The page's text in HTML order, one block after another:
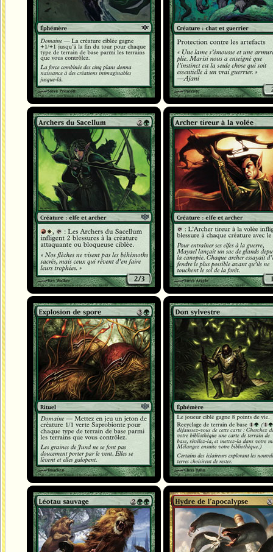
Archers du Sacellum Archer tireur à la volée
Explosion de spore Don sylvestre
Léotau sauvage Hydre de l'apocalypse